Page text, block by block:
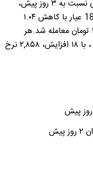
هر گرم طلا ۱۸ عیار با کاهش ۱.۴۵ درصدی نسبت به ۳ روز پیش،
۶,۶۰۱,۰۰۰ تومان معامله شد.هر مثقال طلا 18 عیار با کاهش ۱.۰۴
درصدی نسبت به ۳ روز پیش، ۲۸,۷۴۹,۰۰۰ تومان معامله شد.هر
اونس طلا در بازار امروز نسبت به روز قبل ، با ۱۸ افزایش، ۲,۸۵۸ نرخ